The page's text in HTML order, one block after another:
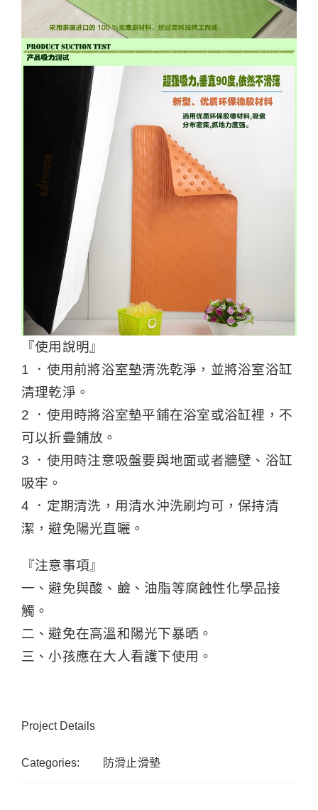
『使用說明』
1 ．使用前將浴室墊清洗乾淨，並將浴室浴缸
清理乾淨。
2 ．使用時將浴室墊平鋪在浴室或浴缸裡，不
可以折疊鋪放。
3 ．使用時注意吸盤要與地面或者牆壁、浴缸
吸牢。
4 ．定期清洗，用清水沖洗刷均可，保持清
潔，避免陽光直曬。
『注意事項』
一、避免與酸、鹼、油脂等腐蝕性化學品接
觸。
二、避免在高溫和陽光下暴晒。
三、小孩應在大人看護下使用。
Project Details
Categories: 防滑止滑墊